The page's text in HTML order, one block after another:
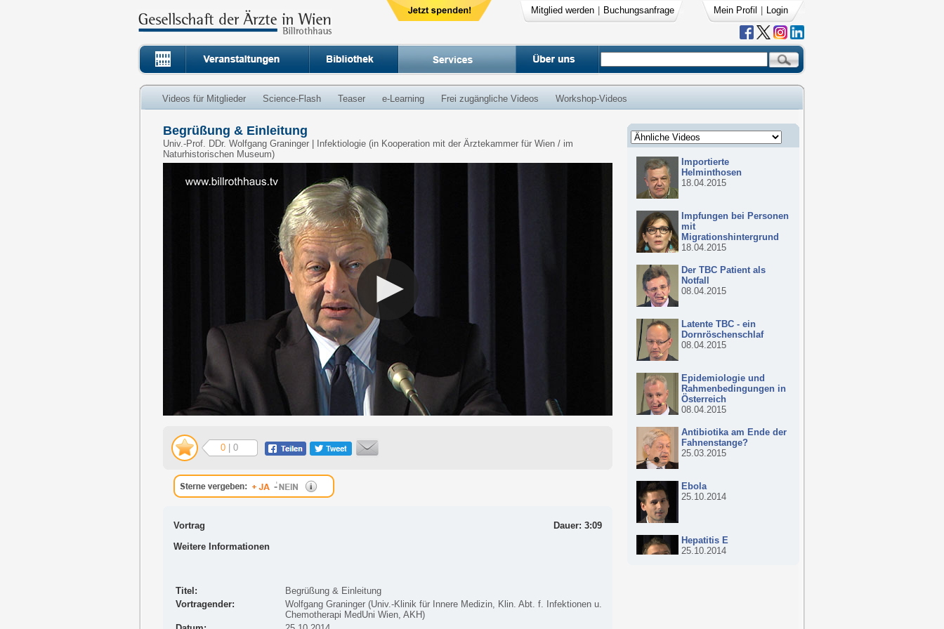
Mitglied werden Buchungsanfrage Mein Profil Login
Videos für Mitglieder Science-Flash Teaser e-Learning Frei zugängliche Videos Workshop-Videos
Importierte
Helminthosen
18.04.2015
Impfungen bei Personen
mit
Migrationshintergrund
18.04.2015
Der TBC Patient als
Notfall
08.04.2015
Latente TBC - ein
Dornröschenschlaf
08.04.2015
Epidemiologie und
Rahmenbedingungen in
Österreich
08.04.2015
Antibiotika am Ende der
Fahnenstange?
25.03.2015
Ebola
25.10.2014
Hepatitis E
25.10.2014
Begrüßung & Einleitung
Univ.-Prof. DDr. Wolfgang Graninger | Infektiologie (in Kooperation mit der Ärztekammer für Wien / im
Naturhistorischen Museum)
0 | 0
Dauer: 3:09
Vortrag
Weitere Informationen
Titel:
Begrüßung & Einleitung
Vortragender:
Wolfgang Graninger (Univ.-Klinik für Innere Medizin, Klin. Abt. f. Infektionen u.
Chemotherapi MedUni Wien, AKH)